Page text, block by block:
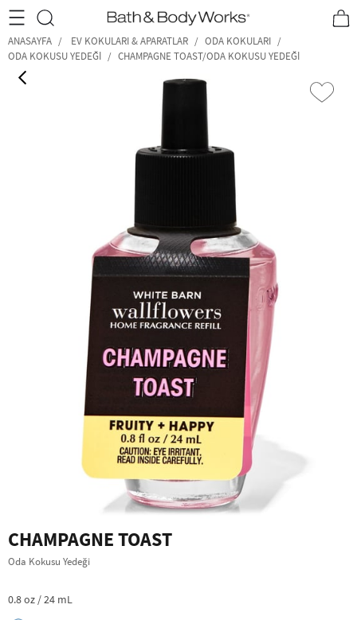
•2200₺ ve Üzeri Kargo Ücretsiz!• *Promosyon Detayları
ANASAYFA EV KOKULARI & APARATLAR
ODA KOKULARI
ODA KOKUSU YEDEĞI
CHAMPAGNE TOAST/ODA KOKUSU YEDEĞI
CHAMPAGNE TOAST
Oda Kokusu Yedeği
0.8 oz / 24 mL